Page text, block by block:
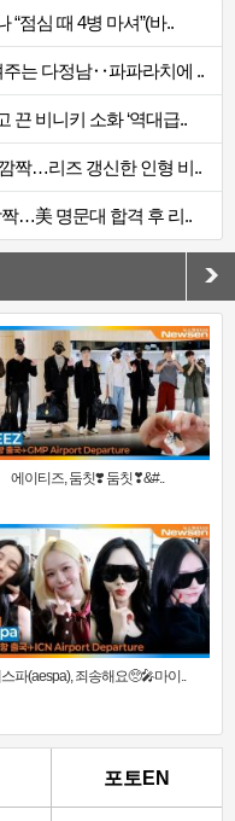
“점심 때 4병 마셔”(바..
주는 다정남‥파파라치에 ..
끈 비니키 소화 ‘역대급..
짝…리즈 갱신한 인형 비..
…美 명문대 합격 후 리..
에이티즈, 둠칫❣️ 둠칫❣&#..
파(aespa), 죄송해요🥺🎤마이..
포토EN